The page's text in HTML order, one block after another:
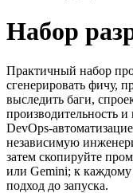
Набор
Практичный набор
сгенерировать фичу,
выследить баги,
производительность
DevOps-
независимую
затем скопируйте
или Gemini; к каждому
подход до запуска.